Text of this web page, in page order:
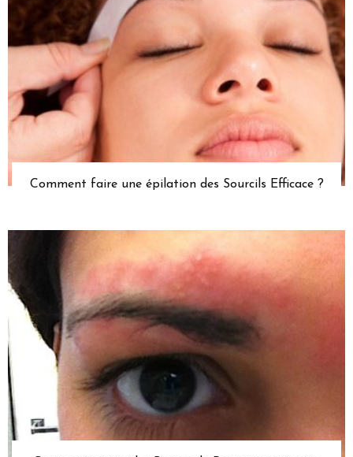
Comment faire une épilation des Sourcils Efficace ?